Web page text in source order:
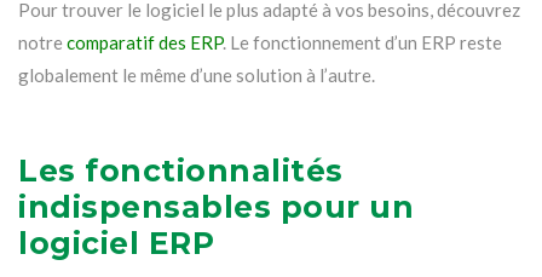
Pour trouver le logiciel le plus adapté à vos besoins, découvrez
notre comparatif des ERP. Le fonctionnement d’un ERP reste
globalement le même d’une solution à l’autre.
Les fonctionnalités
indispensables pour un
logiciel ERP